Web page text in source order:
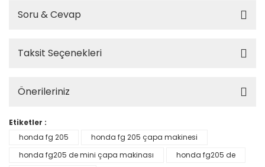
Soru & Cevap
Taksit Seçenekleri
Önerileriniz
Etiketler :
honda fg 205
honda fg 205 çapa makinesi
honda fg205 de mini çapa makinası
honda fg205 de